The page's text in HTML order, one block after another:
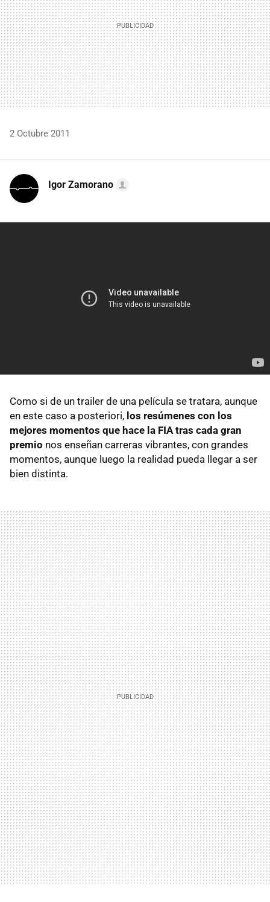
2 Octubre 2011
Igor Zamorano
Como si de un trailer de una película se tratara, aunque
en este caso a posteriori, los resúmenes con los
mejores momentos que hace la FIAtras cada gran
premio nos enseñan carreras vibrantes, con grandes
momentos, aunque luego la realidad pueda llegar a ser
bien distinta.